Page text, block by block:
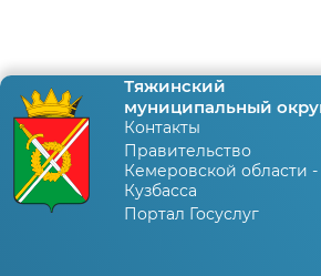
Тяжинский
муниципальный
Контакты
Правительство
Кемеровской области -
Кузбасса
Портал Госуслуг